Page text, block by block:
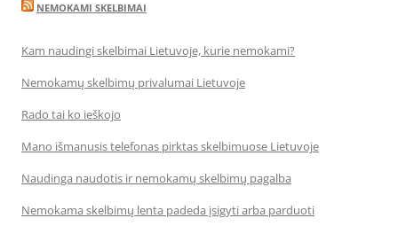
NEMOKAMI SKELBIMAI
Kam naudingi skelbimai Lietuvoje, kurie nemokami?
Nemokamų skelbimų privalumai Lietuvoje
Rado tai ko ieškojo
Mano išmanusis telefonas pirktas skelbimuose Lietuvoje
Naudinga naudotis ir nemokamų skelbimų pagalba
Nemokama skelbimų lenta padeda įsigyti arba parduoti